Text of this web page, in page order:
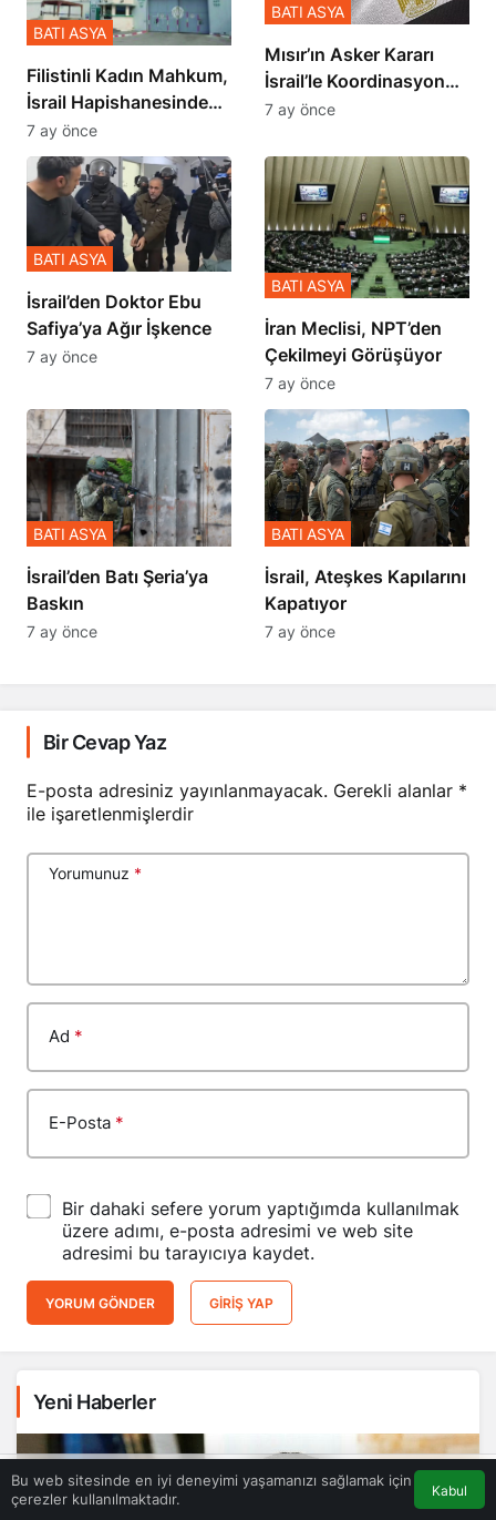
Filistinli Kadın Mahkum,
İsrail Hapishanesindeki
Zulmü Anlattı
BATI ASYA
7 ay önce
Mısır’ın Asker Kararı
İsrail’le Koordinasyon
İçinde Gerçekleşmiş
BATI ASYA
7 ay önce
İsrail’den Doktor Ebu
Safiya’ya Ağır İşkence
BATI ASYA
7 ay önce
İran Meclisi, NPT’den
Çekilmeyi Görüşüyor
BATI ASYA
7 ay önce
​​​​​​​İsrail’den Batı Şeria’ya
Baskın
BATI ASYA
7 ay önce
İsrail, Ateşkes Kapılarını
Kapatıyor
BATI ASYA
7 ay önce
Bir Cevap Yaz
E-posta adresiniz yayınlanmayacak. Gerekli alanlar *
ile işaretlenmişlerdir
Yorumunuz *
Ad *
E-Posta *
Bir dahaki sefere yorum yaptığımda kullanılmak
üzere adımı, e-posta adresimi ve web site
adresimi bu tarayıcıya kaydet.
YORUM GÖNDER GIRIŞ YAP
Yeni Haberler
Bu web sitesinde en iyi deneyimi yaşamanızı sağlamak için
çerezler kullanılmaktadır.
Kabul
Anasayfa Akış Trafik